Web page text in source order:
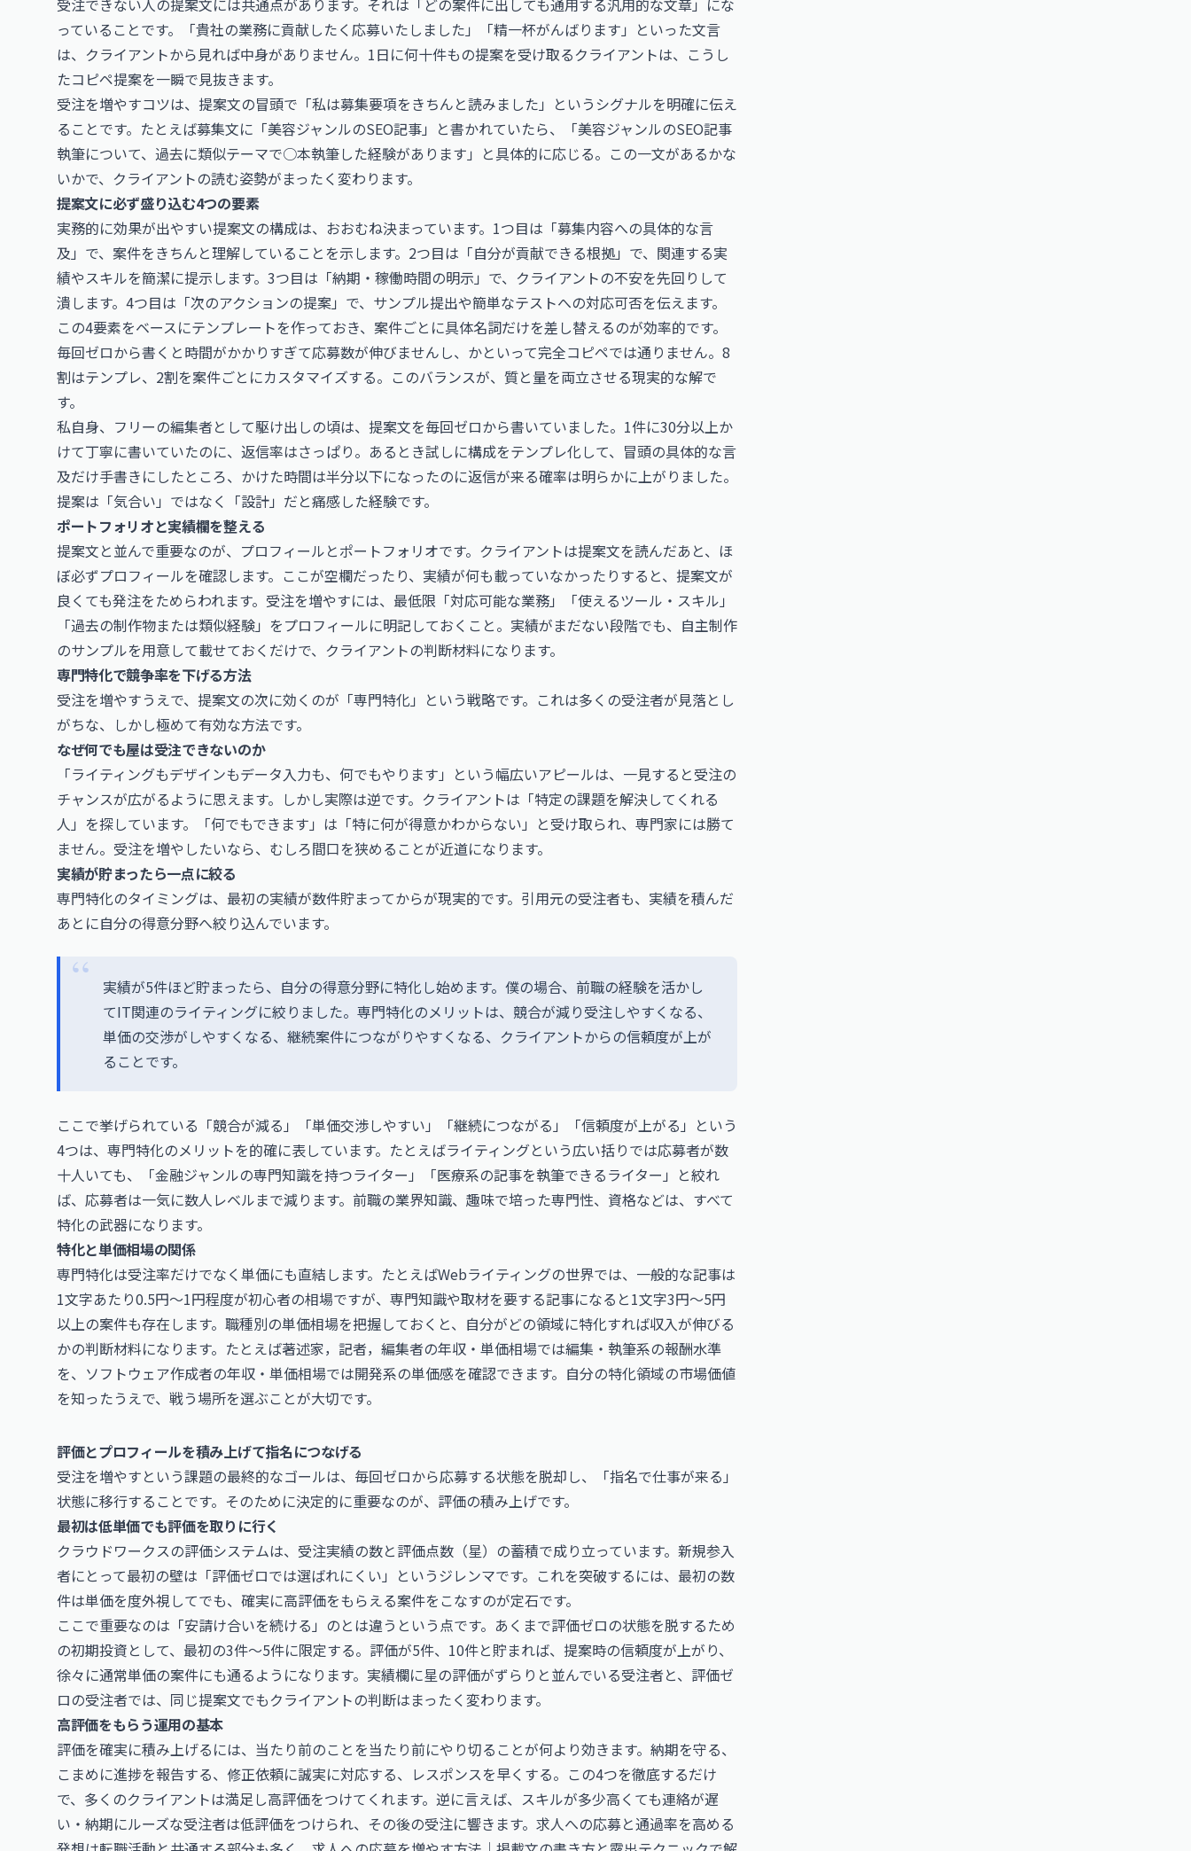
受注できない人の提案文には共通点があります。それは「どの案件に出しても通用する汎用的な文章」にな
っていることです。「貴社の業務に貢献したく応募いたしました」「精一杯がんばります」といった文言
は、クライアントから見れば中身がありません。1日に何十件もの提案を受け取るクライアントは、こうし
たコピペ提案を一瞬で見抜きます。
受注を増やすコツは、提案文の冒頭で「私は募集要項をきちんと読みました」というシグナルを明確に伝え
ることです。たとえば募集文に「美容ジャンルのSEO記事」と書かれていたら、「美容ジャンルのSEO記事
執筆について、過去に類似テーマで○本執筆した経験があります」と具体的に応じる。この一文があるかな
いかで、クライアントの読む姿勢がまったく変わります。
提案文に必ず盛り込む4つの要素
実務的に効果が出やすい提案文の構成は、おおむね決まっています。1つ目は「募集内容への具体的な言
及」で、案件をきちんと理解していることを示します。2つ目は「自分が貢献できる根拠」で、関連する実
績やスキルを簡潔に提示します。3つ目は「納期・稼働時間の明示」で、クライアントの不安を先回りして
潰します。4つ目は「次のアクションの提案」で、サンプル提出や簡単なテストへの対応可否を伝えます。
この4要素をベースにテンプレートを作っておき、案件ごとに具体名詞だけを差し替えるのが効率的です。
毎回ゼロから書くと時間がかかりすぎて応募数が伸びませんし、かといって完全コピペでは通りません。8
割はテンプレ、2割を案件ごとにカスタマイズする。このバランスが、質と量を両立させる現実的な解で
す。
私自身、フリーの編集者として駆け出しの頃は、提案文を毎回ゼロから書いていました。1件に30分以上か
けて丁寧に書いていたのに、返信率はさっぱり。あるとき試しに構成をテンプレ化して、冒頭の具体的な言
及だけ手書きにしたところ、かけた時間は半分以下になったのに返信が来る確率は明らかに上がりました。
提案は「気合い」ではなく「設計」だと痛感した経験です。
ポートフォリオと実績欄を整える
提案文と並んで重要なのが、プロフィールとポートフォリオです。クライアントは提案文を読んだあと、ほ
ぼ必ずプロフィールを確認します。ここが空欄だったり、実績が何も載っていなかったりすると、提案文が
良くても発注をためらわれます。受注を増やすには、最低限「対応可能な業務」「使えるツール・スキル」
「過去の制作物または類似経験」をプロフィールに明記しておくこと。実績がまだない段階でも、自主制作
のサンプルを用意して載せておくだけで、クライアントの判断材料になります。
専門特化で競争率を下げる方法
受注を増やすうえで、提案文の次に効くのが「専門特化」という戦略です。これは多くの受注者が見落とし
がちな、しかし極めて有効な方法です。
なぜ何でも屋は受注できないのか
「ライティングもデザインもデータ入力も、何でもやります」という幅広いアピールは、一見すると受注の
チャンスが広がるように思えます。しかし実際は逆です。クライアントは「特定の課題を解決してくれる
人」を探しています。「何でもできます」は「特に何が得意かわからない」と受け取られ、専門家には勝て
ません。受注を増やしたいなら、むしろ間口を狭めることが近道になります。
実績が貯まったら一点に絞る
専門特化のタイミングは、最初の実績が数件貯まってからが現実的です。引用元の受注者も、実績を積んだ
あとに自分の得意分野へ絞り込んでいます。
実績が5件ほど貯まったら、自分の得意分野に特化し始めます。僕の場合、前職の経験を活かし
てIT関連のライティングに絞りました。専門特化のメリットは、競合が減り受注しやすくなる、
単価の交渉がしやすくなる、継続案件につながりやすくなる、クライアントからの信頼度が上が
ることです。
ここで挙げられている「競合が減る」「単価交渉しやすい」「継続につながる」「信頼度が上がる」という
4つは、専門特化のメリットを的確に表しています。たとえばライティングという広い括りでは応募者が数
十人いても、「金融ジャンルの専門知識を持つライター」「医療系の記事を執筆できるライター」と絞れ
ば、応募者は一気に数人レベルまで減ります。前職の業界知識、趣味で培った専門性、資格などは、すべて
特化の武器になります。
特化と単価相場の関係
専門特化は受注率だけでなく単価にも直結します。たとえばWebライティングの世界では、一般的な記事は
1文字あたり0.5円〜1円程度が初心者の相場ですが、専門知識や取材を要する記事になると1文字3円〜5円
以上の案件も存在します。職種別の単価相場を把握しておくと、自分がどの領域に特化すれば収入が伸びる
かの判断材料になります。たとえば著述家，記者，編集者の年収・単価相場では編集・執筆系の報酬水準
を、 ソフトウェア作成者の年収・単価相場では開発系の単価感を確認できます。自分の特化領域の市場価値
を知ったうえで、戦う場所を選ぶことが大切です。
評価とプロフィールを積み上げて指名につなげる
受注を増やすという課題の最終的なゴールは、毎回ゼロから応募する状態を脱却し、「指名で仕事が来る」
状態に移行することです。そのために決定的に重要なのが、評価の積み上げです。
最初は低単価でも評価を取りに行く
クラウドワークスの評価システムは、受注実績の数と評価点数（星）の蓄積で成り立っています。新規参入
者にとって最初の壁は「評価ゼロでは選ばれにくい」というジレンマです。これを突破するには、最初の数
件は単価を度外視してでも、確実に高評価をもらえる案件をこなすのが定石です。
ここで重要なのは「安請け合いを続ける」のとは違うという点です。あくまで評価ゼロの状態を脱するため
の初期投資として、最初の3件〜5件に限定する。評価が5件、10件と貯まれば、提案時の信頼度が上がり、
徐々に通常単価の案件にも通るようになります。実績欄に星の評価がずらりと並んでいる受注者と、評価ゼ
ロの受注者では、同じ提案文でもクライアントの判断はまったく変わります。
高評価をもらう運用の基本
評価を確実に積み上げるには、当たり前のことを当たり前にやり切ることが何より効きます。納期を守る、
こまめに進捗を報告する、修正依頼に誠実に対応する、レスポンスを早くする。この4つを徹底するだけ
で、多くのクライアントは満足し高評価をつけてくれます。逆に言えば、スキルが多少高くても連絡が遅
い・納期にルーズな受注者は低評価をつけられ、その後の受注に響きます。求人への応募と通過率を高める